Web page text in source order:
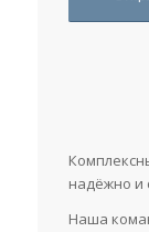
надёжно и
Наша